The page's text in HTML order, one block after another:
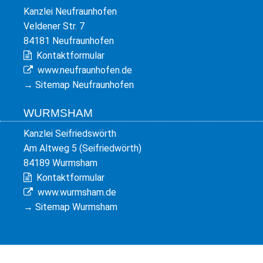
Kanzlei Neufraunhofen
Veldener Str. 7
84181 Neufraunhofen
Kontaktformular
www.neufraunhofen.de
→ Sitemap Neufraunhofen
WURMSHAM
Kanzlei Seifriedswörth
Am Altweg 5 (Seifriedwörth)
84189 Wurmsham
Kontaktformular
www.wurmsham.de
→ Sitemap Wurmsham